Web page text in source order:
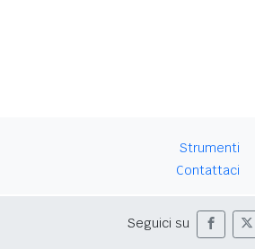
Strumenti
Contattaci
Seguici su